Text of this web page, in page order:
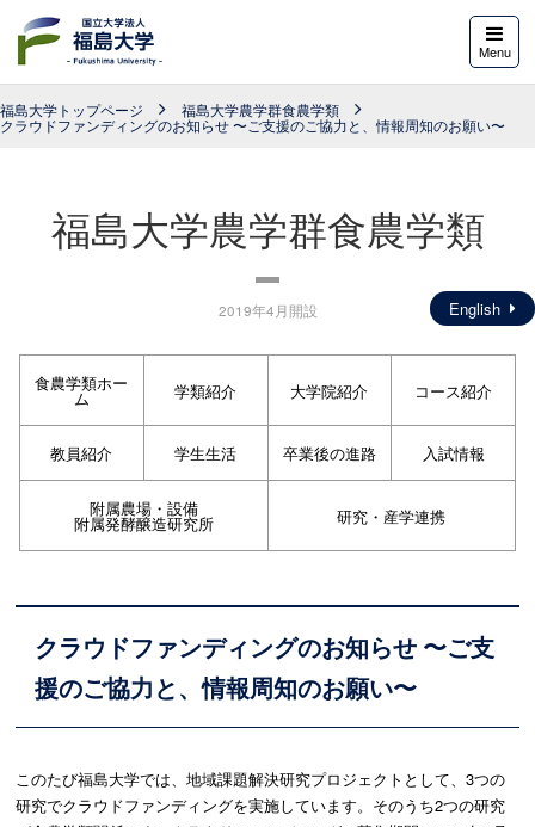
Menu
福島大学トップページ
福島大学農学群食農学類
クラウドファンディングのお知らせ 〜ご支援のご協力と、情報周知のお願い〜
福島大学農学群食農学類
2019年4月開設 English
食農学類ホー
ム 学類紹介 大学院紹介 コース紹介
教員紹介 学生生活 卒業後の進路 入試情報
附属農場・設備
附属発酵醸造研究所 研究・産学連携
クラウドファンディングのお知らせ 〜ご支
援のご協力と、情報周知のお願い〜
このたび福島大学では、地域課題解決研究プロジェクトとして、3つの
研究でクラウドファンディングを実施しています。そのうち2つの研究